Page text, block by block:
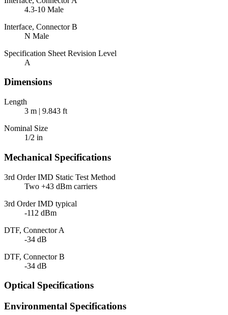
4.3-10 Male
Interface, Connector B
N Male
Specification Sheet Revision Level
A
Dimensions
Length
3 m | 9.843 ft
Nominal Size
1/2 in
Mechanical Specifications
3rd Order IMD Static Test Method
Two +43 dBm carriers
3rd Order IMD typical
-112 dBm
DTF, Connector A
-34 dB
DTF, Connector B
-34 dB
Optical Specifications
Environmental Specifications